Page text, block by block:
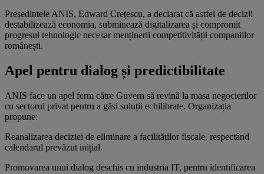
Președintele ANIS, Edward Crețescu, a declarat că astfel de decizii
destabilizează economia, subminează digitalizarea și compromit
progresul tehnologic necesar menținerii competitivității companiilor
românești.
Apel pentru dialog și predictibilitate
ANIS face un apel ferm către Guvern să revină la masa negocierilor
cu sectorul privat pentru a găsi soluții echilibrate. Organizația
propune:
Reanalizarea deciziei de eliminare a facilităților fiscale, respectând
calendarul prevăzut inițial.
Promovarea unui dialog deschis cu industria IT, pentru identificarea